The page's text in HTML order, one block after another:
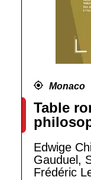
Monaco
Table
Edwige
Gauduel,
Frédéric